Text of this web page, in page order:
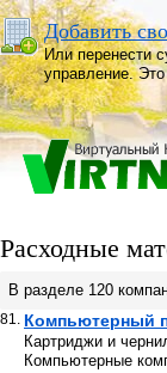
Добавить
Или перенести
управление.
Расходные
В разделе 120
81. Компьютерный
Картриджи и
Компьютерные